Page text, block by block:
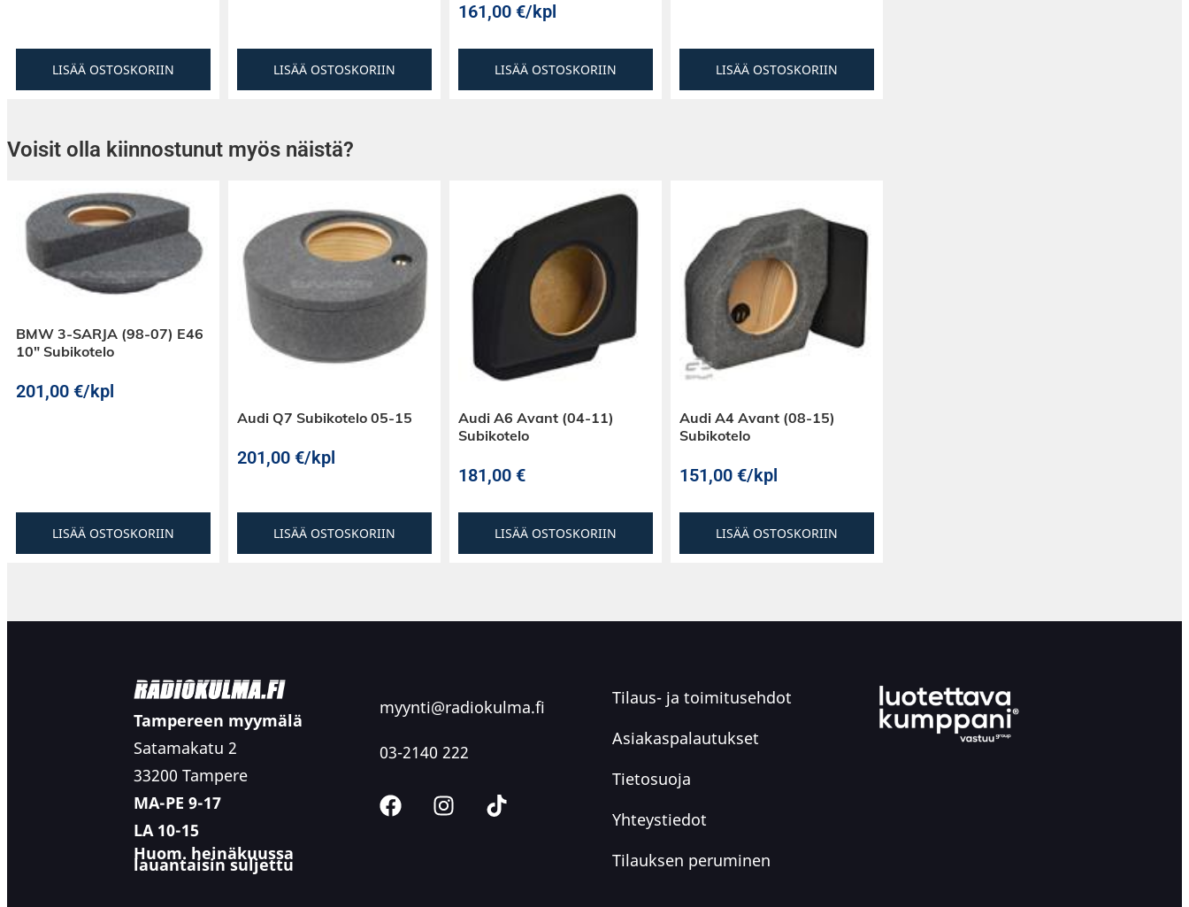
keskiääni- / midbassotoiston. Midbassojen asennussyvyys on
Midien mukana toimitetaan metalliset suojaritilät.
Diskantit
poissaolollaan.
LISÄÄ OSTOSKORIIN LISÄÄ OSTOSKORIIN
161,00 €/kpl
LISÄÄ OSTOSKORIIN LISÄÄ OSTOSKORIIN
Voisit olla kiinnostunut myös näistä?
BMW 3-SARJA (98-07) E46
10″ Subikotelo
201,00 €/kpl
LISÄÄ OSTOSKORIIN
Audi Q7 Subikotelo 05-15
201,00 €/kpl
LISÄÄ OSTOSKORIIN
Audi A6 Avant (04-11)
Subikotelo
181,00 €
LISÄÄ OSTOSKORIIN
Audi A4 Avant (08-15)
Subikotelo
151,00 €/kpl
LISÄÄ OSTOSKORIIN
Tampereen myymälä
Satamakatu 2
33200 Tampere
MA-PE 9-17
LA 10-15
Huom. heinäkuussa
lauantaisin suljettu
myynti@radiokulma.fi
03-2140 222
Tilaus- ja toimitusehdot
Asiakaspalautukset
Tietosuoja
Yhteystiedot
Tilauksen peruminen